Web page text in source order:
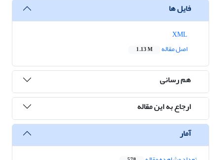
فایل ها
اصل مقاله
1.13 M
هم رسانی
ارجاع به این مقاله
آمار